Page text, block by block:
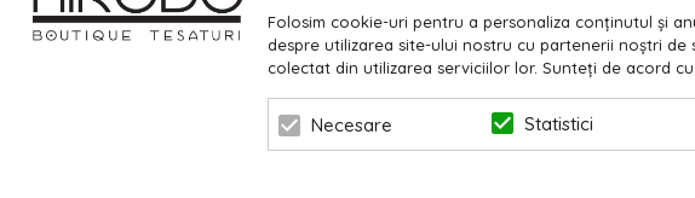
©
Folosim cookie-uri pentru a personaliza conținutul și
despre utilizarea site-ului nostru cu partenerii noștri
colectat din utilizarea serviciilor lor. Sunteți de acord
Necesare Statistici